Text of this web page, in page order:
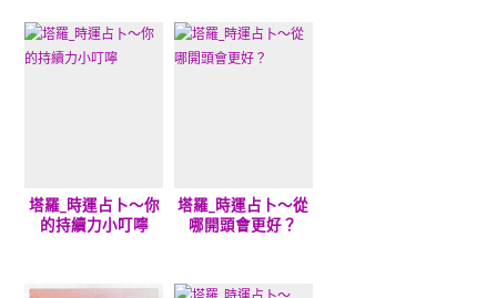
塔羅_時運占卜～你
的持續力小叮嚀
塔羅_時運占卜～從
哪開頭會更好？